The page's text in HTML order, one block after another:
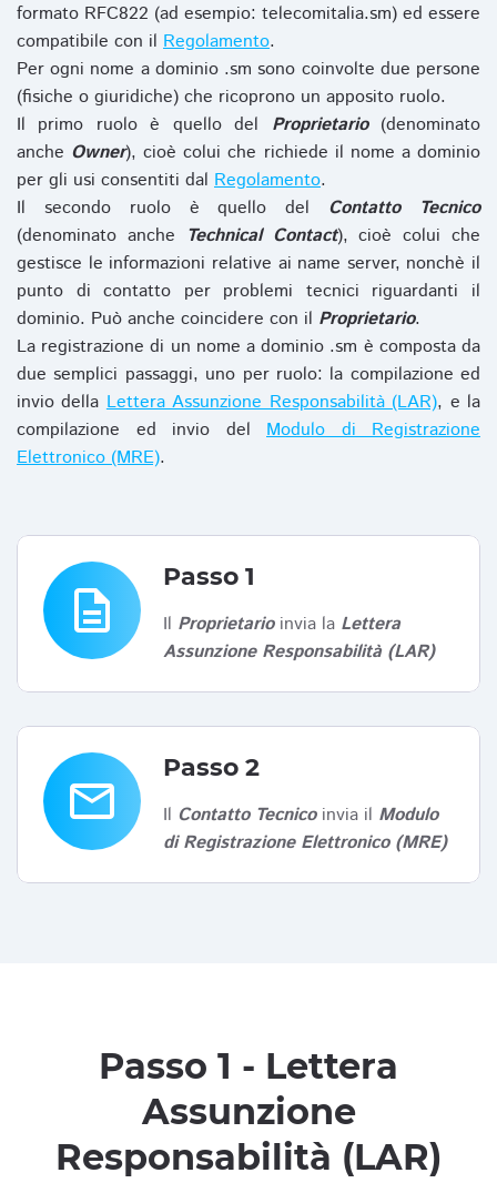
formato RFC822 (ad esempio: telecomitalia.sm) ed essere
compatibile con il Regolamento.
Per ogni nome a dominio .sm sono coinvolte due persone
(fisiche o giuridiche) che ricoprono un apposito ruolo.
Il primo ruolo è quello del Proprietario(denominato
anche Owner), cioè colui che richiede il nome a dominio
per gli usi consentiti dal Regolamento.
Il secondo ruolo è quello del Contatto Tecnico
(denominato anche Technical Contact), cioè colui che
gestisce le informazioni relative ai name server, nonchè il
punto di contatto per problemi tecnici riguardanti il
dominio. Può anche coincidere con il Proprietario.
La registrazione di un nome a dominio .sm è composta da
due semplici passaggi, uno per ruolo: la compilazione ed
invio dellaLettera Assunzione Responsabilità (LAR), e la
compilazione ed invio del Modulo di Registrazione
Elettronico (MRE).
description
Passo 1
Il Proprietarioinvia la Lettera
Assunzione Responsabilità (LAR)
email
Passo 2
Il Contatto Tecnicoinvia il Modulo
di Registrazione Elettronico (MRE)
Passo 1 - Lettera
Assunzione
Responsabilità (LAR)